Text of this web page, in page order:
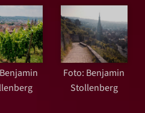
Foto: Benjamin
Stollenberg